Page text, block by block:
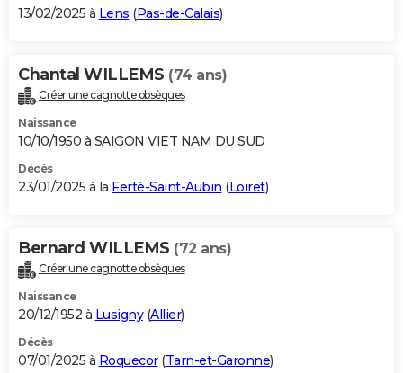
13/02/2025 à Lens (Pas-de-Calais)
Chantal WILLEMS (74 ans)
Créer une cagnotte obsèques
Naissance
10/10/1950 à SAIGON VIET NAM DU SUD
Décès
23/01/2025 à la Ferté-Saint-Aubin (Loiret)
Bernard WILLEMS (72 ans)
Créer une cagnotte obsèques
Naissance
20/12/1952 à Lusigny(Allier)
Décès
07/01/2025 à Roquecor(Tarn-et-Garonne)